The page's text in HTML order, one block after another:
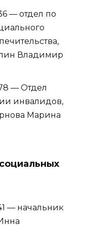
— отдел по
Владимир
— Отдел
инвалидов,
Марина
— начальник